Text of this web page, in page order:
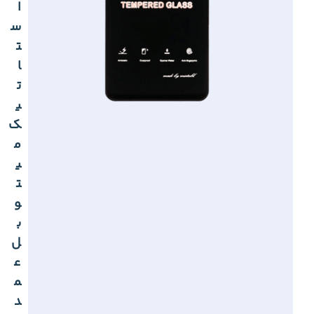
ا
س
ت
ا
ت
ی
ک
م
ی
ت
و
ب
ل
ع
م
د